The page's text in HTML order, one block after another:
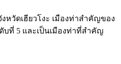
หวัดเฮียวโงะ เมืองท่าสำคัญของ
ที่ 5 และเป็นเมืองท่าที่สำคัญ